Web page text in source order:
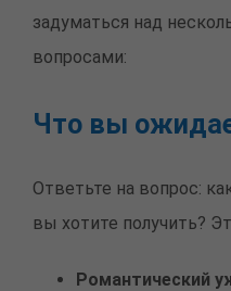
задуматься над
вопросами:
Что вы
Ответьте на вопрос:
вы хотите получить?
Романтический